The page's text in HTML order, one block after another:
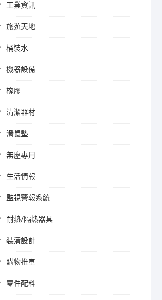
工業資訊
旅遊天地
桶裝水
機器設備
橡膠
清潔器材
滑鼠墊
無塵專用
生活情報
監視警報系統
耐熱/隔熱器具
裝潢設計
購物推車
零件配料